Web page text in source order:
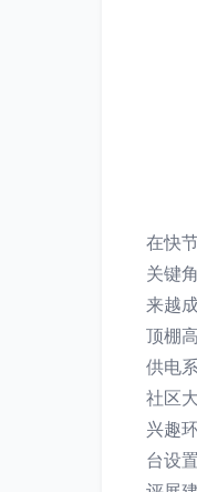
在快
关键
来越
顶棚
供电
社区
兴趣
台设